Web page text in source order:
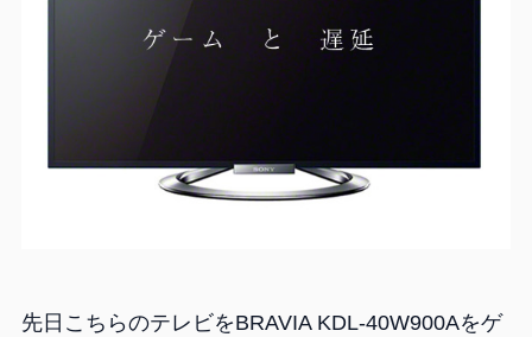
先日こちらのテレビをBRAVIA KDL-40W900Aをゲ